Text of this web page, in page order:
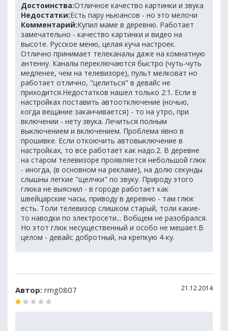
Достоинства:Отличное качество картинки и звука
Недостатки:Есть пару ньюансов - но это мелочи
Комментарий:Купил маме в деревню. Работает
замечательно - качество картинки и видео на
высоте. Русское меню, целая куча настроек.
Отлично принимает телеканалы даже на комнатную
антенну. Каналы переключаются быстро (чуть-чуть
медленее, чем на телевизоре), пульт мелковат но
работает отлично, "целиться" в девайс не
приходится.Недостатков нашел только 2:1. Если в
настройках поставить автоотключение (ночью,
когда вещание заканчивается) - то на утро, при
включении - нету звука. Лечиться полным
выключением и включением. Проблема явно в
прошивке. Если откоючить автовыключение в
настройках, то все работает как надо.2. В деревне
на старом телевизоре проявляется небольшой глюк
- иногда, (в основном на рекламе), на долю секунды
слышны легкие "щелчки" по звуку. Природу этого
глюка не выяснил - в городе работает как
швейцарские часы, приводу в деревню - там глюк
есть. Толи телевизор слишком старый, толи какие-
то наводки по электросети... Вобщем не разобрался.
Но этот глюк несущественный и особо не мешает.В
целом - девайс добротный, на крепкую 4-ку.
Автор: rmg0807 21.12.2014